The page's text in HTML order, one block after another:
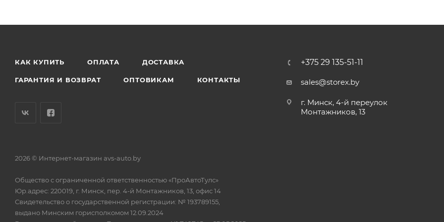
КАК КУПИТЬ ОПЛАТА ДОСТАВКА
ГАРАНТИЯ И ВОЗВРАТ ОПТОВИКАМ КОНТАКТЫ
+375 29 135-51-11
sales@storex.by
г. Минск, 4-й переулок
Монтажников, 13
2026 © Интернет-магазин avs-auto.by
Общество с ограниченной ответственностью «ПроАвтоТулс»
Юр.адрес: 220019, г. Минск, пер. 4-й Монтажников, 13, офис 14
Свидетельство о государственной регистрации: № 193789155,
выдано Минским горисполкомом 12.09.2024